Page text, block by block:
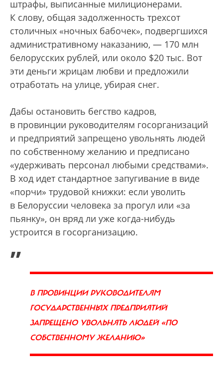
штрафы, выписанные милиционерами.
К слову, общая задолженность трехсот
столичных «ночных бабочек», подвергшихся
административному наказанию, — 170 млн
белорусских рублей, или около $20 тыс. Вот
эти деньги жрицам любви и предложили
отработать на улице, убирая снег.
Дабы остановить бегство кадров,
в провинции руководителям госорганизаций
и предприятий запрещено увольнять людей
по собственному желанию и предписано
«удерживать персонал любыми средствами».
В ход идет стандартное запугивание в виде
«порчи» трудовой книжки: если уволить
в Белоруссии человека за прогул или «за
пьянку», он вряд ли уже когда-нибудь
устроится в госорганизацию.
„
В ПРОВИНЦИИ РУКОВОДИТЕЛЯМ
ГОСУДАРСТВЕННЫХ ПРЕДПРИЯТИЙ
ЗАПРЕЩЕНО УВОЛЬНЯТЬ ЛЮДЕЙ «ПО
СОБСТВЕННОМУ ЖЕЛАНИЮ»